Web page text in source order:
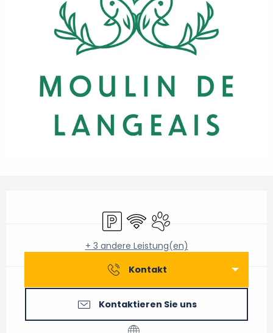
Parkplatz
Wi-Fi Tiere erlaubt
+ 3 andere Leistung(en)
Kontakt
Kontaktieren Sie uns